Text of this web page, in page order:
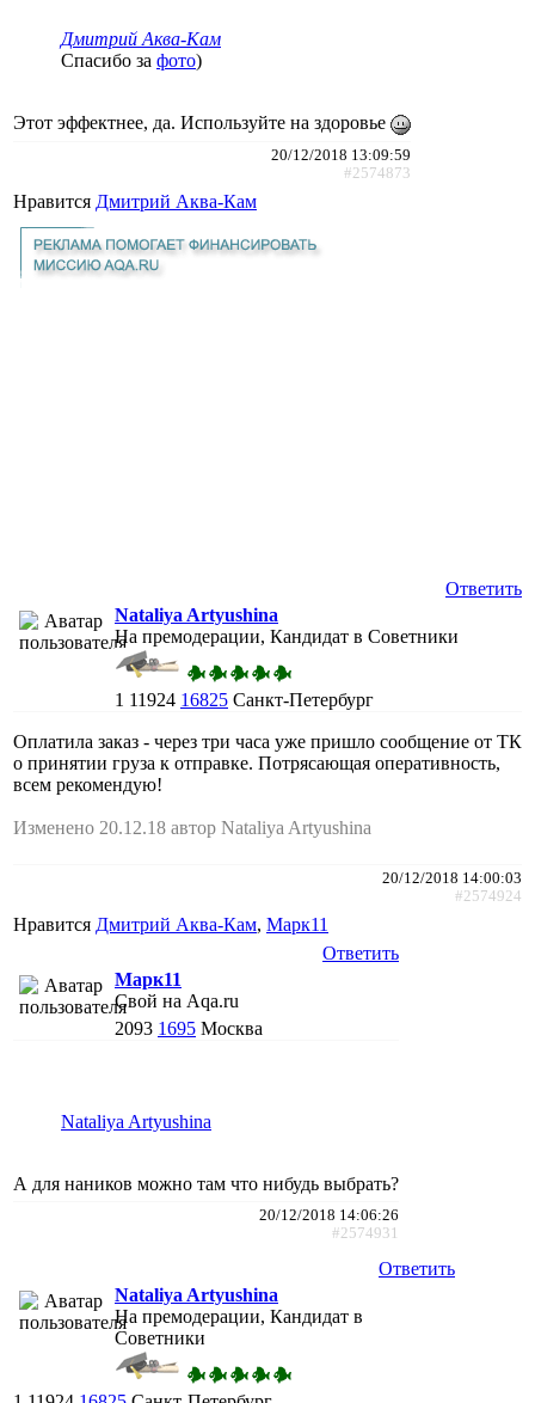
Дмитрий Аква-Кам
Спасибо за фото)
Этот эффектнее, да. Используйте на здоровье
20/12/2018 13:09:59
#2574873
Нравится Дмитрий Аква-Кам
Ответить
Nataliya Artyushina
На премодерации, Кандидат в Советники
1 11924 16825 Санкт-Петербург
Оплатила заказ - через три часа уже пришло сообщение от ТК
о принятии груза к отправке. Потрясающая оперативность,
всем рекомендую!
Изменено 20.12.18 автор Nataliya Artyushina
20/12/2018 14:00:03
#2574924
Нравится Дмитрий Аква-Кам, Марк11
Ответить
Марк11
Свой на Aqa.ru
2093 1695 Москва
Nataliya Artyushina
А для наников можно там что нибудь выбрать?
20/12/2018 14:06:26
#2574931
Ответить
Nataliya Artyushina
На премодерации, Кандидат в
Советники